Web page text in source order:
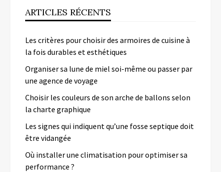
ARTICLES RÉCENTS
Les critères pour choisir des armoires de cuisine à
la fois durables et esthétiques
Organiser sa lune de miel soi-même ou passer par
une agence de voyage
Choisir les couleurs de son arche de ballons selon
la charte graphique
Les signes qui indiquent qu’une fosse septique doit
être vidangée
Où installer une climatisation pour optimiser sa
performance ?